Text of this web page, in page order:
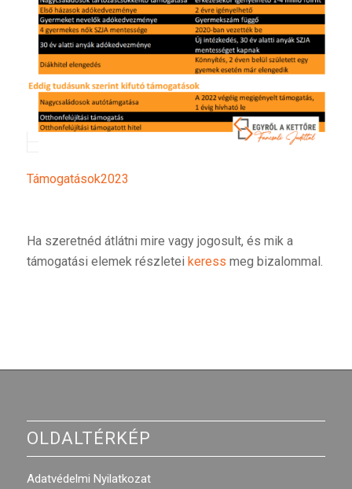
Támogatások2023
Ha szeretnéd átlátni mire vagy jogosult, és mik a
támogatási elemek részletei keress meg bizalommal.
OLDALTÉRKÉP
Adatvédelmi Nyilatkozat